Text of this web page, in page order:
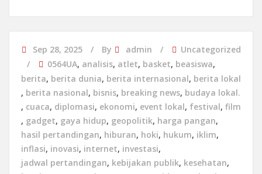
Sep 28, 2025 By admin
Uncategorized
0564UA, analisis, atlet, basket, beasiswa,
berita, berita dunia, berita internasional, berita lokal
, berita nasional, bisnis, breaking news, budaya lokal.
, cuaca, diplomasi, ekonomi, event lokal, festival, film
, gadget, gaya hidup, geopolitik, harga pangan,
hasil pertandingan, hiburan, hoki, hukum, iklim,
inflasi, inovasi, internet, investasi,
jadwal pertandingan, kebijakan publik, kesehatan,